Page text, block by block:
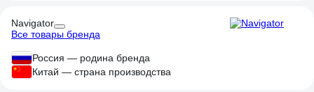
Navigator
Все товары бренда
Россия — родина бренда
Китай — страна производства